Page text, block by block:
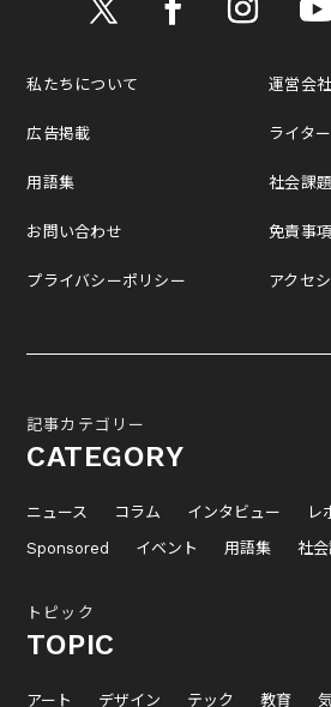
私たちについて
広告掲載
用語集
お問い合わせ
プライバシーポリシー
運営会社
ライタ
社会課
免責事項
アクセ
記事カテゴリー
CATEGORY
ニュース コラム インタビュー レ
Sponsored
イベント 用語集 社
トピック
TOPIC
アート デザイン テック 教育